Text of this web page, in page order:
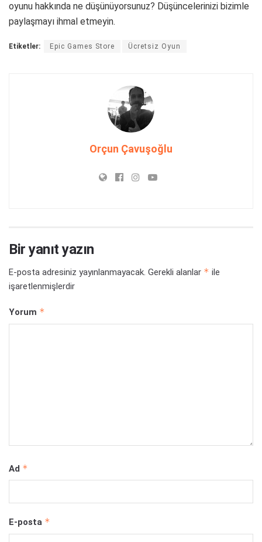
oyunu hakkında ne düşünüyorsunuz? Düşüncelerinizi bizimle
paylaşmayı ihmal etmeyin.
Etiketler: Epic Games Store Ücretsiz Oyun
Orçun Çavuşoğlu
Bir yanıt yazın
E-posta adresiniz yayınlanmayacak. Gerekli alanlar * ile
işaretlenmişlerdir
Yorum *
Ad *
E-posta *